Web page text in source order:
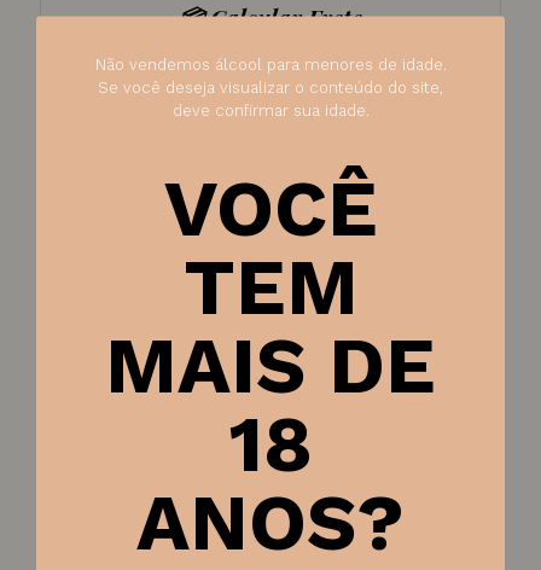
📦 Calcular Frete
SKU:1461
Categoria: Produtos Gourmet
11 × 11 × 32 cm
Não vendemos álcool para menores de idade.
Se você deseja visualizar o conteúdo do site,
deve confirmar sua idade.
VOCÊ
TEM
MAIS DE
18
ANOS?